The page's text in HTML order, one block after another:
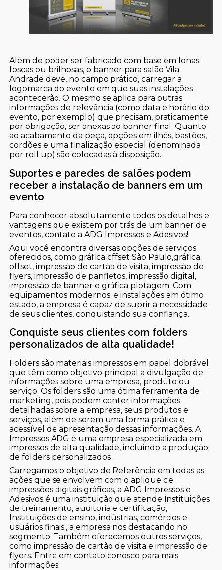
Além de poder ser fabricado com base em lonas
foscas ou brilhosas, o banner para salão Vila
Andrade deve, no campo prático, carregar a
logomarca do evento em que suas instalações
acontecerão. O mesmo se aplica para outras
informações de relevância (como data e horário do
evento, por exemplo) que precisam, praticamente
por obrigação, ser anexas ao banner final. Quanto
ao acabamento da peça, opções em ilhós, bastões,
cordões e uma finalização especial (denominada
por roll up) são colocadas à disposição.
Suportes e paredes de salões podem
receber a instalação de banners em um
evento
Para conhecer absolutamente todos os detalhes e
vantagens que existem por trás de um banner de
eventos, contate a ADG Impressos e Adesivos!
Aqui você encontra diversas opções de serviços
oferecidos, como gráfica offset São Paulo,gráfica
offset, impressão de cartão de visita, impressão de
flyers, impressão de panfletos, impressão digital,
impressão de banner e gráfica plotagem. Com
equipamentos modernos, e instalações em ótimo
estado, a empresa é capaz de suprir a necessidade
de seus clientes, conquistando sua confiança.
Conquiste seus clientes com folders
personalizados de alta qualidade!
Folders são materiais impressos em papel dobrável
que têm como objetivo principal a divulgação de
informações sobre uma empresa, produto ou
serviço. Os folders são uma ótima ferramenta de
marketing, pois podem conter informações
detalhadas sobre a empresa, seus produtos e
serviços, além de serem uma forma prática e
acessível de apresentação dessas informações. A
Impressos ADG é uma empresa especializada em
impressos de alta qualidade, incluindo a produção
de folders personalizados.
Carregamos o objetivo de Referência em todas as
ações que se envolvem com o aplique de
impressões digitais gráficas, a ADG Impressos e
Adesivos é uma instituição que atende Instituições
de treinamento, auditoria e certificação,
Instituições de ensino, indústrias, comércios e
usuários finais., a empresa nos destacando no
segmento. Também oferecemos outros serviços,
como impressão de cartão de visita e impressão de
flyers. Entre em contato conosco para mais
informações.